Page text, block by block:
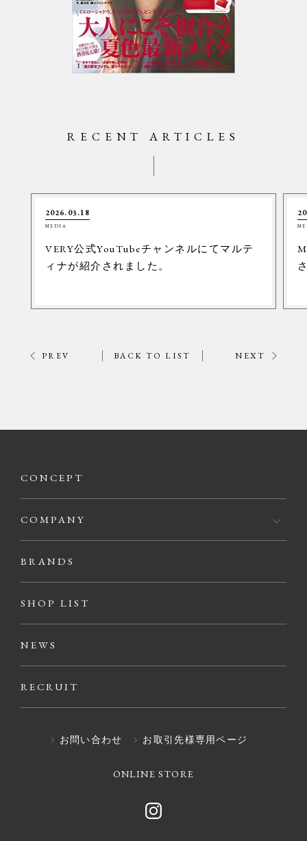
RECENT ARTICLES
2026.03.18
MEDIA
VERY公式YouTubeチャンネルにてマルテ
ィナが紹介されました。
PREV BACK TO LIST NEXT
CONCEPT
COMPANY
BRANDS
SHOP LIST
NEWS
RECRUIT
お問い合わせ お取引先様専用ページ
ONLINE STORE